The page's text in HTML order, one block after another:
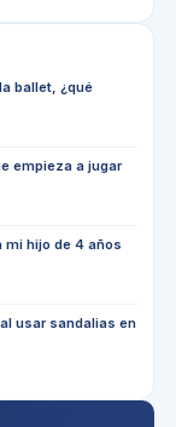
ballet, ¿qué
empieza a jugar
mi hijo de 4 años
usar sandalias en